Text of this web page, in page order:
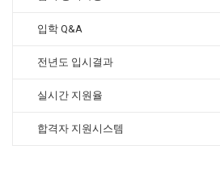
입학 Q&A
전년도 입시결과
실시간 지원율
합격자 지원시스템